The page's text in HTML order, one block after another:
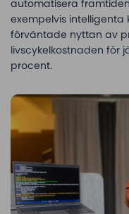
automatisera
exempelvis intelligenta
förväntade nyttan av
livscykelkostnaden för
procent.